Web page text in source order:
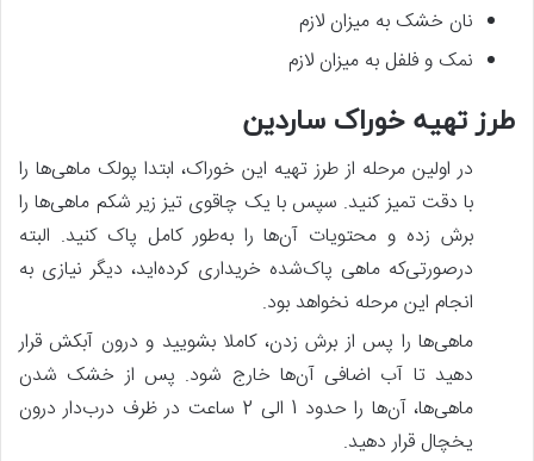
نان خشک به میزان لازم
نمک و فلفل به میزان لازم
طرز تهیه خوراک ساردین
در اولین مرحله از طرز تهیه این خوراک، ابتدا پولک ماهی‌ها را
با دقت تمیز کنید. سپس با یک چاقوی تیز زیر شکم ماهی‌ها را
برش زده و محتویات آن‌ها را به‌طور کامل پاک کنید. البته
درصورتی‌که ماهی پاک‌شده خریداری کرده‌اید، دیگر نیازی به
انجام این مرحله نخواهد بود.
ماهی‌ها را پس‌ از برش زدن، کاملا بشویید و درون آبکش قرار
دهید تا آب اضافی آن‌ها خارج شود. پس‌ از خشک شدن
ماهی‌ها، آن‌ها را حدود 1 الی 2 ساعت در ظرف درب‌دار درون
یخچال قرار دهید.